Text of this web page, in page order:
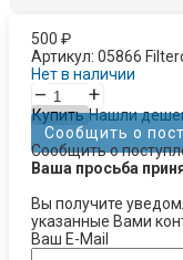
500 ₽
Артикул: 05866
Нет в наличии
– +
Купить Нашли
Сообщить о
Сообщить о
Ваша просьба
Вы получите
указанные Вами
Ваш E-Mail